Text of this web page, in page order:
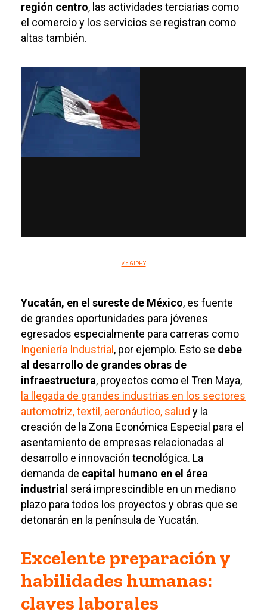
región centro, las actividades terciarias como
el comercio y los servicios se registran como
altas también.
via GIPHY
Yucatán, en el sureste de México, es fuente
de grandes oportunidades para jóvenes
egresados especialmente para carreras como
Ingeniería Industrial, por ejemplo. Esto se debe
al desarrollo de grandes obras de
infraestructura, proyectos como el Tren Maya,
la llegada de grandes industrias en los sectores
automotriz, textil, aeronáutico, salud y la
creación de la Zona Económica Especial para el
asentamiento de empresas relacionadas al
desarrollo e innovación tecnológica. La
demanda de capital humano en el área
industrial será imprescindible en un mediano
plazo para todos los proyectos y obras que se
detonarán en la península de Yucatán.
Excelente preparación y
habilidades humanas:
claves laborales